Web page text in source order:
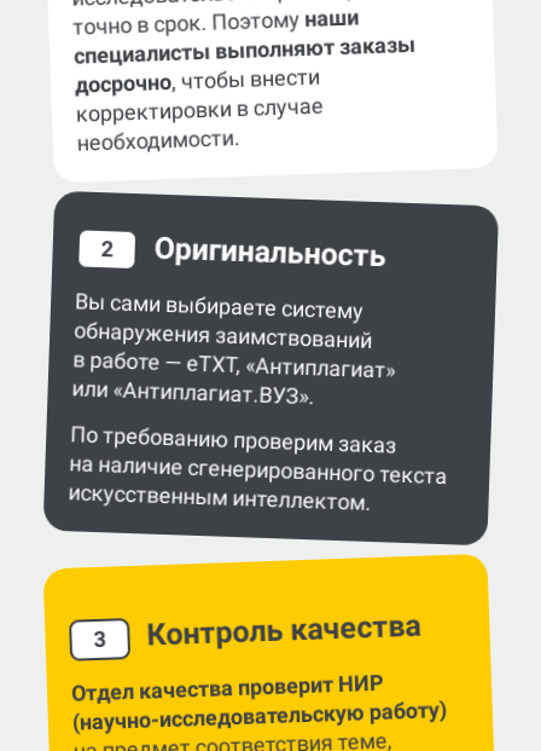
точно в срок. Поэтому наши
специалисты выполняют заказы
досрочно, чтобы внести
корректировки в случае
необходимости.
2 Оригинальность
Вы сами выбираете систему
обнаружения заимствований
в работе — eTXT, «Антиплагиат»
или «Антиплагиат.ВУЗ».
По требованию проверим заказ
на наличие сгенерированного текста
искусственным интеллектом.
3 Контроль качества
Отдел качества проверит НИР
(научно-исследовательскую работу)